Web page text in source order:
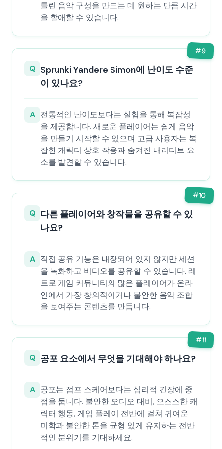
틀린 음악 구성을 만드는 데 원하는 만큼 시간
을 할애할 수 있습니다.
#9
Q Sprunki Yandere Simon에 난이도 수준
이 있나요?
A 전통적인 난이도보다는 실험을 통해 복잡성
을 제공합니다. 새로운 플레이어는 쉽게 음악
을 만들기 시작할 수 있으며 고급 사용자는 복
잡한 캐릭터 상호 작용과 숨겨진 내러티브 요
소를 발견할 수 있습니다.
#10
Q 다른 플레이어와 창작물을 공유할 수 있
나요?
A 직접 공유 기능은 내장되어 있지 않지만 세션
을 녹화하고 비디오를 공유할 수 있습니다. 레
트로 게임 커뮤니티의 많은 플레이어가 온라
인에서 가장 창의적이거나 불안한 음악 조합
을 보여주는 콘텐츠를 만듭니다.
#11
Q 공포 요소에서 무엇을 기대해야 하나요?
A 공포는 점프 스케어보다는 심리적 긴장에 중
점을 둡니다. 불안한 오디오 대비, 으스스한 캐
릭터 행동, 게임 플레이 전반에 걸쳐 귀여운
미학과 불안한 톤을 균형 있게 유지하는 전반
적인 분위기를 기대하세요.